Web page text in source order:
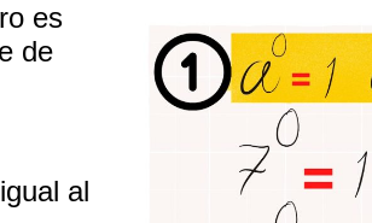
es
de
al